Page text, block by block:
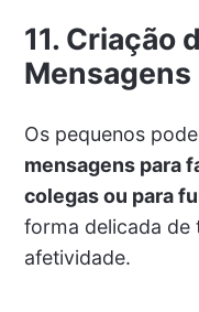
11. Criação
Mensagens
Os pequenos
mensagens para
colegas ou para
forma delicada de
afetividade.